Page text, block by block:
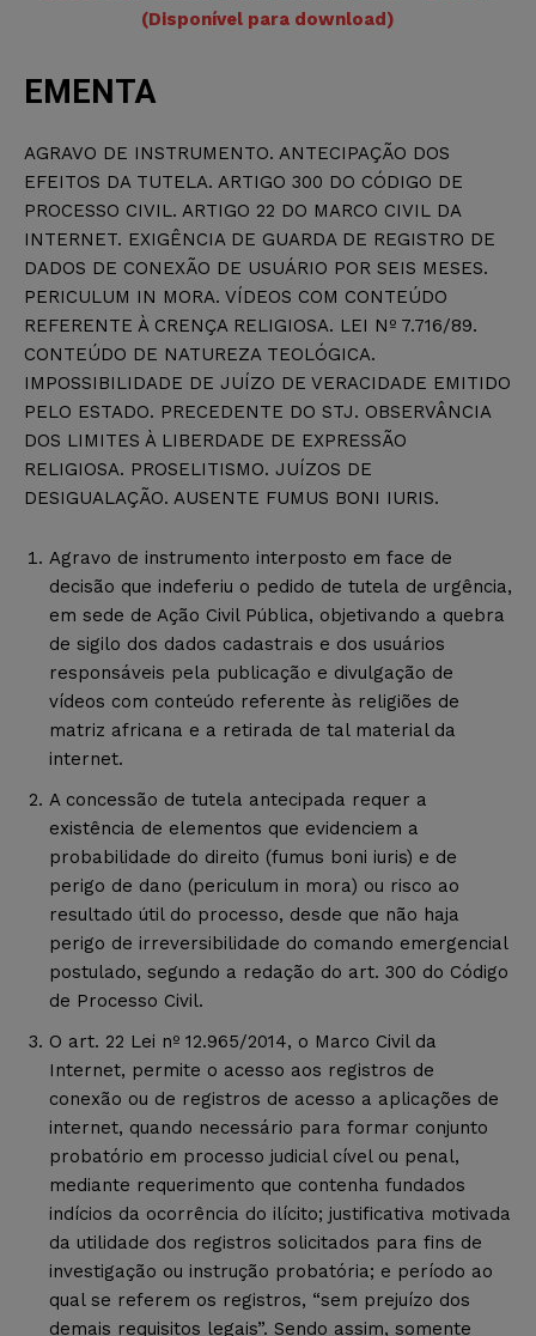
(Disponível para download)
EMENTA
AGRAVO DE INSTRUMENTO. ANTECIPAÇÃO DOS
EFEITOS DA TUTELA. ARTIGO 300 DO CÓDIGO DE
PROCESSO CIVIL. ARTIGO 22 DO MARCO CIVIL DA
INTERNET. EXIGÊNCIA DE GUARDA DE REGISTRO DE
DADOS DE CONEXÃO DE USUÁRIO POR SEIS MESES.
PERICULUM IN MORA. VÍDEOS COM CONTEÚDO
REFERENTE À CRENÇA RELIGIOSA. LEI Nº 7.716/89.
CONTEÚDO DE NATUREZA TEOLÓGICA.
IMPOSSIBILIDADE DE JUÍZO DE VERACIDADE EMITIDO
PELO ESTADO. PRECEDENTE DO STJ. OBSERVÂNCIA
DOS LIMITES À LIBERDADE DE EXPRESSÃO
RELIGIOSA. PROSELITISMO. JUÍZOS DE
DESIGUALAÇÃO. AUSENTE FUMUS BONI IURIS.
Agravo de instrumento interposto em face de
decisão que indeferiu o pedido de tutela de urgência,
em sede de Ação Civil Pública, objetivando a quebra
de sigilo dos dados cadastrais e dos usuários
responsáveis pela publicação e divulgação de
vídeos com conteúdo referente às religiões de
matriz africana e a retirada de tal material da
internet.
A concessão de tutela antecipada requer a
existência de elementos que evidenciem a
probabilidade do direito (fumus boni iuris) e de
perigo de dano (periculum in mora) ou risco ao
resultado útil do processo, desde que não haja
perigo de irreversibilidade do comando emergencial
postulado, segundo a redação do art. 300 do Código
de Processo Civil.
O art. 22 Lei nº 12.965/2014, o Marco Civil da
Internet, permite o acesso aos registros de
conexão ou de registros de acesso a aplicações de
internet, quando necessário para formar conjunto
probatório em processo judicial cível ou penal,
mediante requerimento que contenha fundados
indícios da ocorrência do ilícito; justificativa motivada
da utilidade dos registros solicitados para fins de
investigação ou instrução probatória; e período ao
qual se referem os registros, “sem prejuízo dos
demais requisitos legais”. Sendo assim, somente